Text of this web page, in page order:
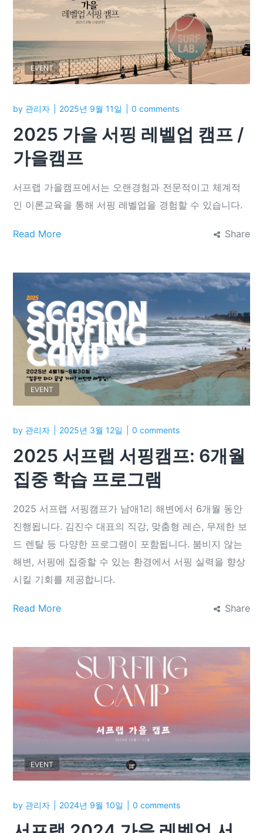
EVENT
by 관리자 2025년 9월 11일 0 comments
2025 가을 서핑 레벨업 캠프 /
가을캠프
서프랩 가을캠프에서는 오랜경험과 전문적이고 체계적
인 이론교육을 통해 서핑 레벨업을 경험할 수 있습니다.
Read More Share
EVENT
by 관리자 2025년 3월 12일 0 comments
2025 서프랩 서핑캠프: 6개월
집중 학습 프로그램
2025 서프랩 서핑캠프가 남애1리 해변에서 6개월 동안
진행됩니다. 김진수 대표의 직강, 맞춤형 레슨, 무제한 보
드 렌탈 등 다양한 프로그램이 포함됩니다. 붐비지 않는
해변, 서핑에 집중할 수 있는 환경에서 서핑 실력을 향상
시킬 기회를 제공합니다.
Read More Share
EVENT
by 관리자 2024년 9월 10일 0 comments